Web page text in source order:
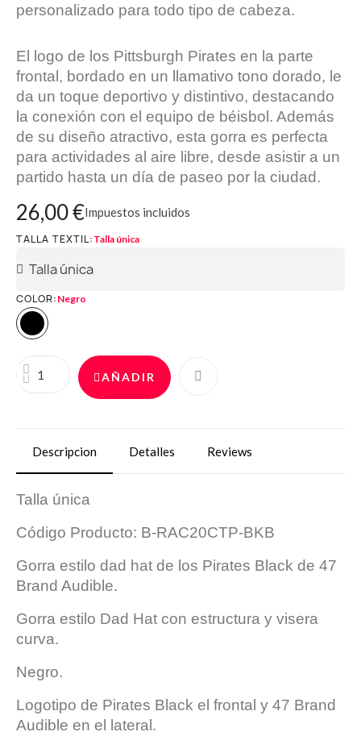
personalizado para todo tipo de cabeza.
El logo de los Pittsburgh Pirates en la parte
frontal, bordado en un llamativo tono dorado, le
da un toque deportivo y distintivo, destacando
la conexión con el equipo de béisbol. Además
de su diseño atractivo, esta gorra es perfecta
para actividades al aire libre, desde asistir a un
partido hasta un día de paseo por la ciudad.
26,00 €Impuestos incluidos
TALLA TEXTIL Talla única
COLOR Negro
AÑADIR
Descripcion Detalles Reviews
Talla única
Código Producto: B-RAC20CTP-BKB
Gorra estilo dad hat de los Pirates Black de 47
Brand Audible.
Gorra estilo Dad Hat con estructura y visera
curva.
Negro.
Logotipo de Pirates Black el frontal y 47 Brand
Audible en el lateral.